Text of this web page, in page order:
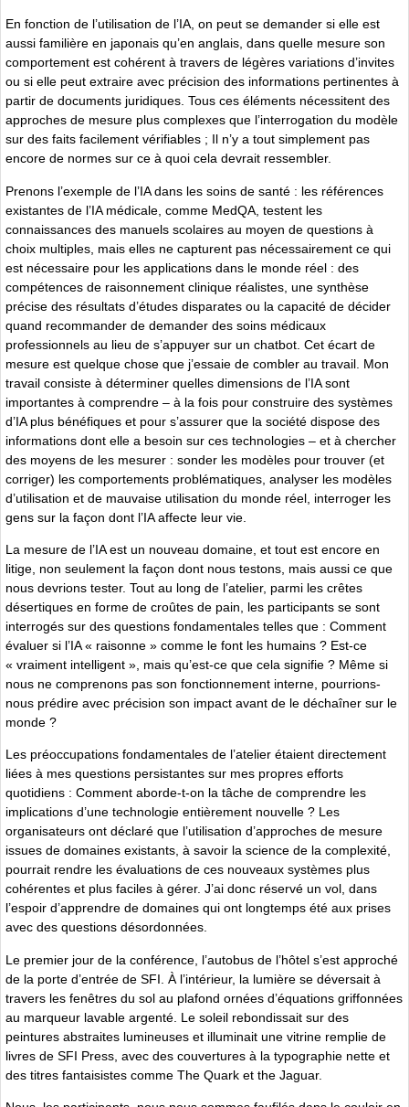
En fonction de l’utilisation de l’IA, on peut se demander si elle est
aussi familière en japonais qu’en anglais, dans quelle mesure son
comportement est cohérent à travers de légères variations d’invites
ou si elle peut extraire avec précision des informations pertinentes à
partir de documents juridiques. Tous ces éléments nécessitent des
approches de mesure plus complexes que l’interrogation du modèle
sur des faits facilement vérifiables ; Il n’y a tout simplement pas
encore de normes sur ce à quoi cela devrait ressembler.
Prenons l’exemple de l’IA dans les soins de santé : les références
existantes de l’IA médicale, comme MedQA, testent les
connaissances des manuels scolaires au moyen de questions à
choix multiples, mais elles ne capturent pas nécessairement ce qui
est nécessaire pour les applications dans le monde réel : des
compétences de raisonnement clinique réalistes, une synthèse
précise des résultats d’études disparates ou la capacité de décider
quand recommander de demander des soins médicaux
professionnels au lieu de s’appuyer sur un chatbot. Cet écart de
mesure est quelque chose que j’essaie de combler au travail. Mon
travail consiste à déterminer quelles dimensions de l’IA sont
importantes à comprendre – à la fois pour construire des systèmes
d’IA plus bénéfiques et pour s’assurer que la société dispose des
informations dont elle a besoin sur ces technologies – et à chercher
des moyens de les mesurer : sonder les modèles pour trouver (et
corriger) les comportements problématiques, analyser les modèles
d’utilisation et de mauvaise utilisation du monde réel, interroger les
gens sur la façon dont l’IA affecte leur vie.
La mesure de l’IA est un nouveau domaine, et tout est encore en
litige, non seulement la façon dont nous testons, mais aussi ce que
nous devrions tester. Tout au long de l’atelier, parmi les crêtes
désertiques en forme de croûtes de pain, les participants se sont
interrogés sur des questions fondamentales telles que : Comment
évaluer si l’IA « raisonne » comme le font les humains ? Est-ce
« vraiment intelligent », mais qu’est-ce que cela signifie ? Même si
nous ne comprenons pas son fonctionnement interne, pourrions-
nous prédire avec précision son impact avant de le déchaîner sur le
monde ?
Les préoccupations fondamentales de l’atelier étaient directement
liées à mes questions persistantes sur mes propres efforts
quotidiens : Comment aborde-t-on la tâche de comprendre les
implications d’une technologie entièrement nouvelle ? Les
organisateurs ont déclaré que l’utilisation d’approches de mesure
issues de domaines existants, à savoir la science de la complexité,
pourrait rendre les évaluations de ces nouveaux systèmes plus
cohérentes et plus faciles à gérer. J’ai donc réservé un vol, dans
l’espoir d’apprendre de domaines qui ont longtemps été aux prises
avec des questions désordonnées.
Le premier jour de la conférence, l’autobus de l’hôtel s’est approché
de la porte d’entrée de SFI. À l’intérieur, la lumière se déversait à
travers les fenêtres du sol au plafond ornées d’équations griffonnées
au marqueur lavable argenté. Le soleil rebondissait sur des
peintures abstraites lumineuses et illuminait une vitrine remplie de
livres de SFI Press, avec des couvertures à la typographie nette et
des titres fantaisistes comme The Quark et the Jaguar.